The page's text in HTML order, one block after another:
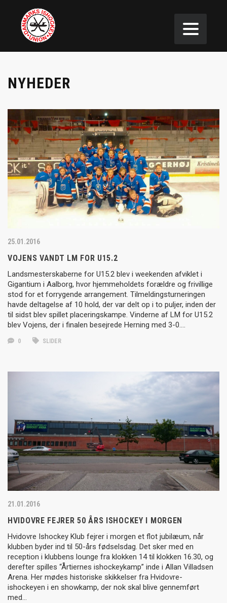
NYHEDER
25.01.2016
VOJENS VANDT LM FOR U15.2
Landsmesterskaberne for U15.2 blev i weekenden afviklet i
Gigantium i Aalborg, hvor hjemmeholdets forældre og frivillige
stod for et forrygende arrangement. Tilmeldingsturneringen
havde deltagelse af 10 hold, der var delt op i to puljer, inden der
til sidst blev spillet placeringskampe. Vinderne af LM for U15.2
blev Vojens, der i finalen besejrede Herning med 3-0….
0 SLIDER
21.01.2016
HVIDOVRE FEJRER 50 ÅRS ISHOCKEY I MORGEN
Hvidovre Ishockey Klub fejrer i morgen et flot jubilæum, når
klubben byder ind til 50-års fødselsdag. Det sker med en
reception i klubbens lounge fra klokken 14 til klokken 16.30, og
derefter spilles “Årtiernes ishockeykamp” inde i Allan Villadsen
Arena. Her mødes historiske skikkelser fra Hvidovre-
ishockeyen i en showkamp, der nok skal blive gennemført
med…